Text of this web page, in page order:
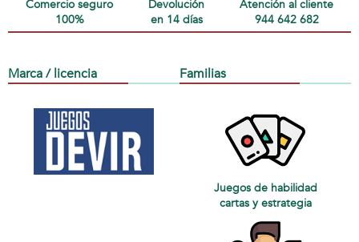
Comercio seguro
100%
Devolución
en 14 días
Atención al cliente
944 642 682
Marca / licencia Familias
Juegos de habilidad
cartas y estrategia